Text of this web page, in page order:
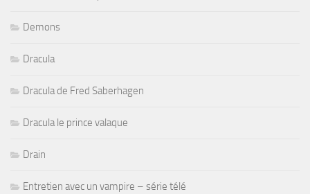
Demons
Dracula
Dracula de Fred Saberhagen
Dracula le prince valaque
Drain
Entretien avec un vampire – série télé